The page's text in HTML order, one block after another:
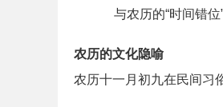
与农历的“时间错
农历的文化隐喻
农历十一月初九在民间习